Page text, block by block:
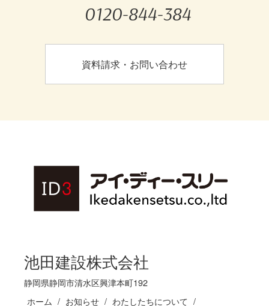
0120-844-384
資料請求・お問い合わせ
池田建設株式会社
静岡県静岡市清水区興津本町192
ホーム
お知らせ わたしたちについて